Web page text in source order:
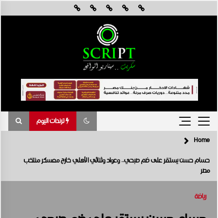
to
ترندات اليوم
ترندات اليوم
قوي في جميع المؤشرات المالية الرئيسية
Home
حسام حسن يستقر على ضم صبحي.. وعواد وثنائي الأهلي خارج معسكر منتخب
مصر
رياضة